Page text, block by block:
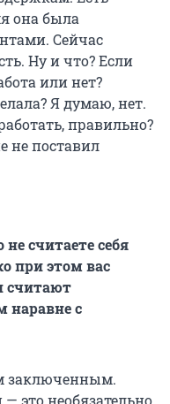
она была
Сейчас
Ну и что? Если
или нет?
Я думаю, нет.
правильно?
не поставил
считаете себя
при этом вас
считают
наравне с
заключенным.
это необязательно